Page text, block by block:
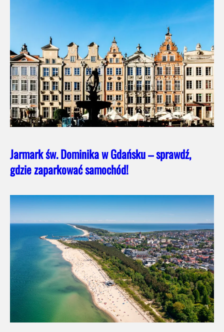
Jarmark św. Dominika w Gdańsku – sprawdź,
gdzie zaparkować samochód!